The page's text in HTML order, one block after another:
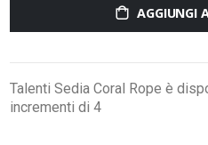
AGGIUNGI
Talenti Sedia Coral Rope è
incrementi di 4